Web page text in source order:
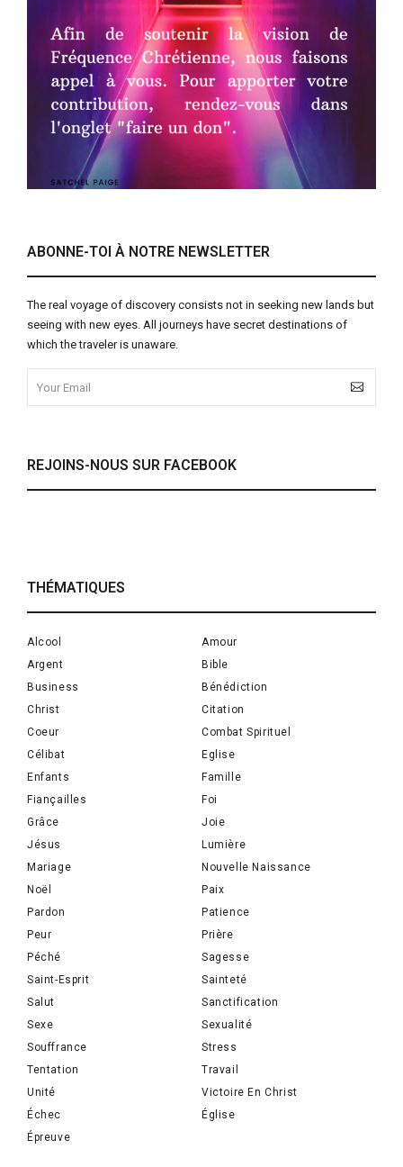
ABONNE-TOI À NOTRE NEWSLETTER
The real voyage of discovery consists not in seeking new lands but
seeing with new eyes. All journeys have secret destinations of
which the traveler is unaware.
REJOINS-NOUS SUR FACEBOOK
THÉMATIQUES
Alcool
Amour
Argent
Bible
Business
Bénédiction
Christ
Citation
Coeur
Combat Spirituel
Célibat
Eglise
Enfants
Famille
Fiançailles
Foi
Grâce
Joie
Jésus
Lumière
Mariage
Nouvelle Naissance
Noël
Paix
Pardon
Patience
Peur
Prière
Péché
Sagesse
Saint-Esprit
Sainteté
Salut
Sanctification
Sexe
Sexualité
Souffrance
Stress
Tentation
Travail
Unité
Victoire En Christ
Échec
Église
Épreuve